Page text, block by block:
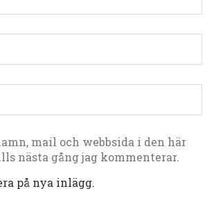
mail och webbsida i den här
nästa gång jag kommenterar.
på nya inlägg.